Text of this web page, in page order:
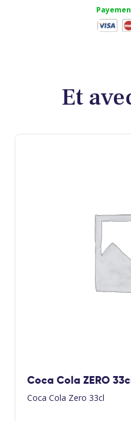
Et
Coca Cola ZERO 33cl
Coca Cola Zero 33cl